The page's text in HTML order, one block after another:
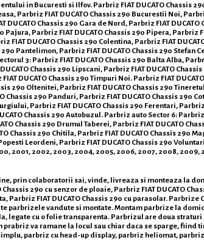
in Bucuresti si Ilfov. Parbriz FIAT DUCATO Chassis
Parbriz FIAT DUCATO Chassis 290 Bucurestii Noi,
DUCATO Chassis 290 Gara de Nord, Parbriz FIAT
Pajura, Parbriz FIAT DUCATO Chassis 290 Pipera,
FIAT DUCATO Chassis 290 Colentina, Parbriz FIAT
Pantelimon, Parbriz FIAT DUCATO Chassis 290 Stefan
3: Parbriz FIAT DUCATO Chassis 290 Balta Alba,
Chassis 290 Lipscani, Parbriz FIAT DUCATO
DUCATO Chassis 290 Timpuri Noi. Parbriz FIAT
290 Oltenitei, Parbriz FIAT DUCATO Chassis 290
Chassis 290 Panduri, Parbriz FIAT DUCATO Chassis 290
Parbriz FIAT DUCATO Chassis 290 Ferentari,
Chassis 290 Autobuzul. Parbriz auto Sector 6:
Chassis 290 Drumul Taberei, Parbriz FIAT DUCATO
Chassis 290 Chitila, Parbriz FIAT DUCATO Chassis 290
Leordeni, Parbriz FIAT DUCATO Chassis 290
2001, 2002, 2003, 2004, 2005, 2006, 2007, 2008, 2009,
prin colaboratorii sai, vinde, livreaza si monteaza la
290 cu senzor de ploaie, Parbriz FIAT DUCATO
Parbriz FIAT DUCATO Chassis 290 cu parasolar.
parbrizele vandute si montate. Montam parbrize la
legate cu o folie transparenta. Parbrizul are doua
va ramane la locul sau chiar daca se sparge,
parbriz cu head-up display, parbriz heliomat,